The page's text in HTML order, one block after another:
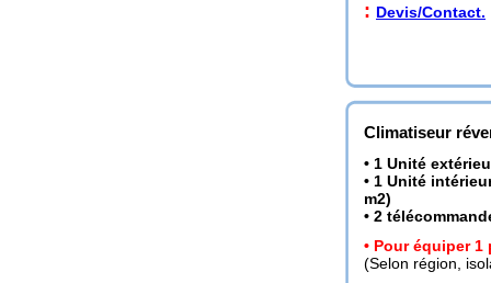
: Devis/Contact.
Climatiseur
• 1 Unité
• 1 Unité
m2)
• 2
• Pour équiper 1
(Selon région,